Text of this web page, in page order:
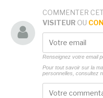
COMMENTER
VISITEUR OU
Renseignez votre email
Pour tout savoir sur la
personnelles, consultez